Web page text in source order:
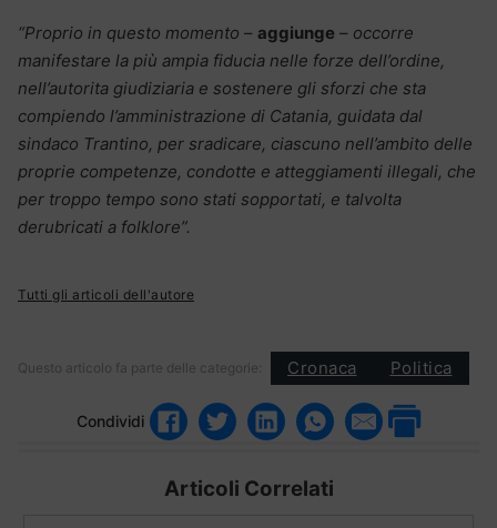
“Proprio in questo momento – aggiunge – occorre
manifestare la più ampia fiducia nelle forze dell’ordine,
nell’autorita giudiziaria e sostenere gli sforzi che sta
compiendo l’amministrazione di Catania, guidata dal
sindaco Trantino, per sradicare, ciascuno nell’ambito delle
proprie competenze, condotte e atteggiamenti illegali, che
per troppo tempo sono stati sopportati, e talvolta
derubricati a folklore”.
Tutti gli articoli dell'autore
Questo articolo fa parte delle categorie: Cronaca Politica
Condividi
Articoli Correlati